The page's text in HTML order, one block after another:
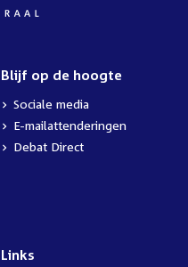
Blijf op de hoogte
Sociale media
E-mailattenderingen
Debat Direct
Links